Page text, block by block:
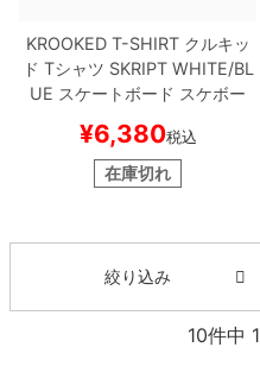
KROOKED T-SHIRTクルキッ
ド Tシャツ SKRIPTWHITE/BL
UE スケートボード スケボー
¥6,380税込
在庫切れ
絞り込み
10件中 1